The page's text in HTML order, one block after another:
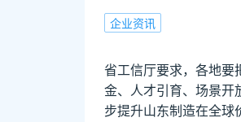
企业资讯
省工信厅要求，各地要
金、人才引育、场景
步提升山东制造在全球